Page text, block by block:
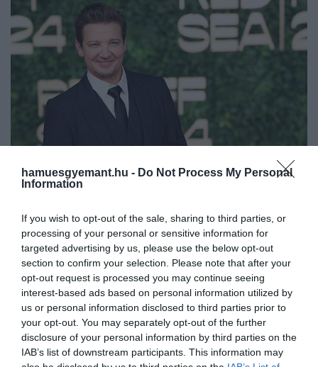
hamuesgyemant.hu - Do Not Process My Personal
Information
If you wish to opt-out of the sale, sharing to third parties, or
processing of your personal or sensitive information for
targeted advertising by us, please use the below opt-out
section to confirm your selection. Please note that after your
opt-out request is processed you may continue seeing
interest-based ads based on personal information utilized by
us or personal information disclosed to third parties prior to
your opt-out. You may separately opt-out of the further
disclosure of your personal information by third parties on the
IAB’s list of downstream participants. This information may
Jeremy Renner még 2023-ban
szenvedett motorosszán-balesetet, mely
miatt egy ideig hanyagolnia kellett filmes
tevékenységeit. Most azonban a színész
jelezte: teljesen felépült és nyitott arra,
hogy visszatérjen a Marvel-univerzumhoz.
2025. AUGUSZTUS 2. ● HAMU ÉS GYÉMÁNT
Jeremy Renner visszatérne a
Marvelhez majdnem halálos…
HAMU ÉS GYÉMÁNT